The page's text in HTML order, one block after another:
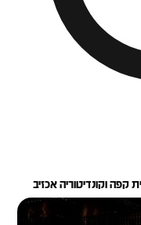
קפה וקונדיטוריה אכזיב